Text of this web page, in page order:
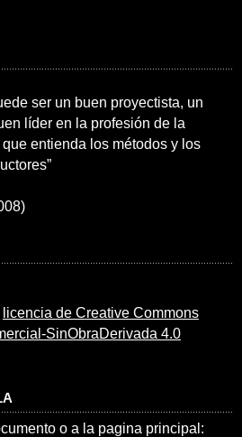
ser un buen proyectista, un
líder en la profesión de la
entienda los métodos y los
licencia de Creative Commons
SinObraDerivada 4.0
o a la pagina principal: